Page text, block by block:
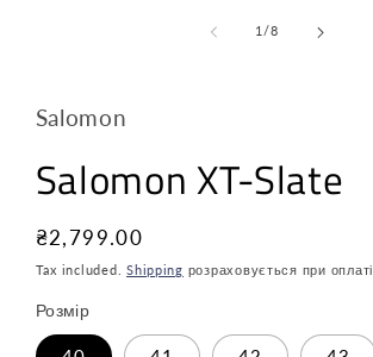
1 /з8
Salomon
Salomon XT-Slate
Звичайна
ціна
₴2,799.00
Tax included.Shipping розраховується при оплаті
Розмір